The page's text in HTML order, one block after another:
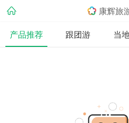
康辉旅
产品推荐
跟团游 当